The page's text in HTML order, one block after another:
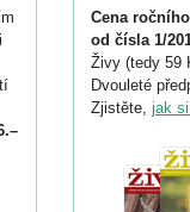
Cena
od čísla 1/
Živy (tedy 59
Dvouleté
Zjistěte, jak